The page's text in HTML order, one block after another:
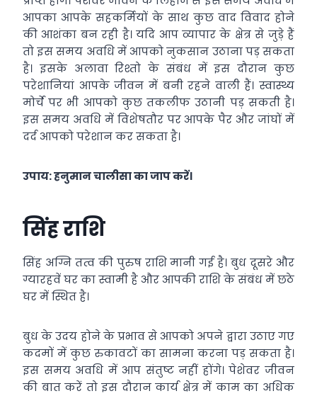
आपका आपके सहकर्मियों के साथ कुछ वाद विवाद होने
की आशंका बन रही है। यदि आप व्यापार के क्षेत्र से जुड़े हैं
तो इस समय अवधि में आपको नुकसान उठाना पड़ सकता
है। इसके अलावा रिश्तो के संबंध में इस दौरान कुछ
परेशानियां आपके जीवन में बनी रहने वाली हैं। स्वास्थ्य
मोर्चे पर भी आपको कुछ तकलीफ उठानी पड़ सकती है।
इस समय अवधि में विशेषतौर पर आपके पैर और जांघों में
दर्द आपको परेशान कर सकता है।
उपाय: हनुमान चालीसा का जाप करें।
सिंह राशि
सिंह अग्नि तत्व की पुरुष राशि मानी गई है। बुध दूसरे और
ग्यारहवें घर का स्वामी है और आपकी राशि के संबंध में छठे
घर में स्थित है।
बुध के उदय होने के प्रभाव से आपको अपने द्वारा उठाए गए
कदमों में कुछ रुकावटों का सामना करना पड़ सकता है।
इस समय अवधि में आप संतुष्ट नहीं होंगे। पेशेवर जीवन
की बात करें तो इस दौरान कार्य क्षेत्र में काम का अधिक